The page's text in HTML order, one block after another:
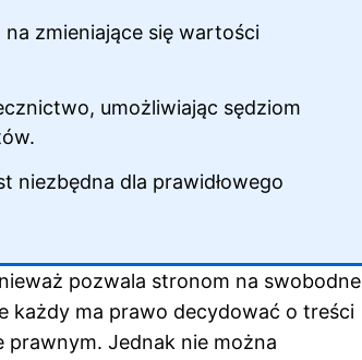
zmieniające się wartości
umożliwiając sędziom
niezbędna dla prawidłowego
pozwala stronom na swobodne
każdy ma prawo decydować o treści
Jednak nie można